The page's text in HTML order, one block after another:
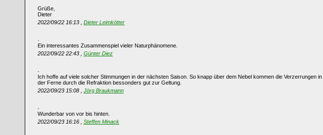
Grüße,
Dieter
2022/09/22 16:13 , Dieter Leimkötter
Ein interessantes Zusammenspiel vieler Naturphänomene.
2022/09/22 22:43 , Günter Diez
Ich hoffe auf viele solcher Stimmungen in der nächsten Saison. So knapp über dem Nebel kommen die Verzerrungen in
der Ferne durch die Refraktion bessonders gut zur Geltung.
2022/09/23 15:08 , Jörg Braukmann
Wunderbar von vor bis hinten.
2022/09/23 16:16 , Steffen Minack